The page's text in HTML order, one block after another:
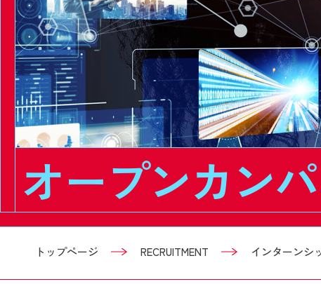
オープンカン
トップページ RECRUITMENT インターンシ